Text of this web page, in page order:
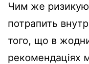
Чим же
потрапить
того, що в
рекомендаціях